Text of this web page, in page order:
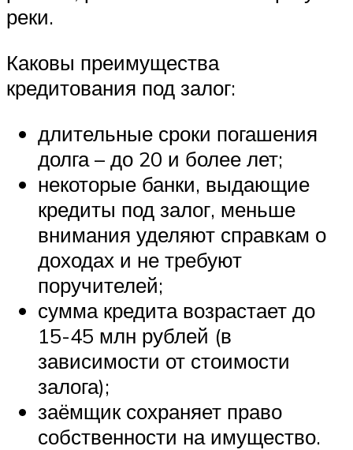
реки.
Каковы преимущества
кредитования под залог:
длительные сроки погашения
долга – до 20 и более лет;
некоторые банки, выдающие
кредиты под залог, меньше
внимания уделяют справкам о
доходах и не требуют
поручителей;
сумма кредита возрастает до
15-45 млн рублей (в
зависимости от стоимости
залога);
заёмщик сохраняет право
собственности на имущество.